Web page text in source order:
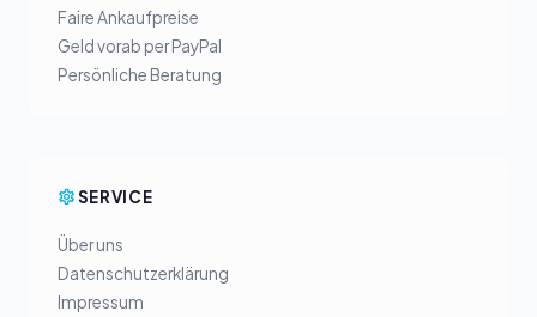
Faire Ankaufpreise
Geld vorab per PayPal
Persönliche Beratung
SERVICE
Über uns
Datenschutzerklärung
Impressum